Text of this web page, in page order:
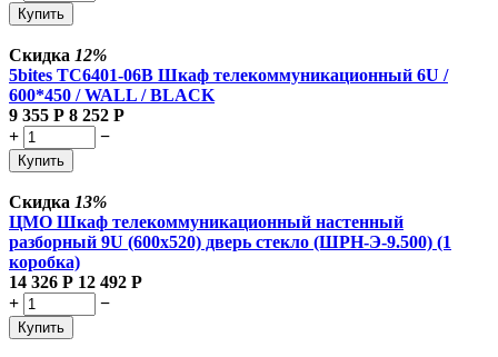
Купить
Скидка 12%
5bites TC6401-06B Шкаф телекоммуникационный 6U /
600*450 / WALL / BLACK
9 355 Р 8 252 Р
+
−
Купить
Скидка 13%
ЦМО Шкаф телекоммуникационный настенный
разборный 9U (600х520) дверь стекло (ШРН-Э-9.500) (1
коробка)
14 326 Р 12 492 Р
+
−
Купить